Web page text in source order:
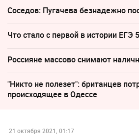
Соседов: Пугачева безнадежно
Что стало с первой в истории ЕГЭ
Россияне массово снимают
"Никто не полезет": британцев
происходящее в Одессе
21 октября 2021, 01:17